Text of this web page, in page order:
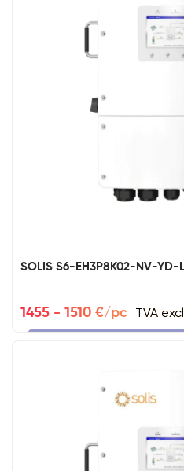
SOLIS S6-EH3P8K02-NV-
1455 - 1510 €/pc TVA